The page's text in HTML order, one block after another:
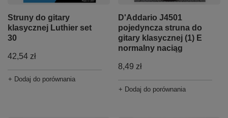
Struny do gitary
klasycznej Luthier set
30
42,54 zł
+ Dodaj do porównania
D'Addario J4501
pojedyncza struna do
gitary klasycznej (1) E
normalny naciąg
8,49 zł
+ Dodaj do porównania